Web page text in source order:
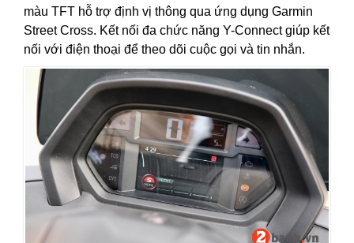
màu TFT hỗ trợ định vị thông qua ứng dụng Garmin
Street Cross. Kết nối đa chức năng Y-Connect giúp kết
nối với điện thoại để theo dõi cuộc gọi và tin nhắn.